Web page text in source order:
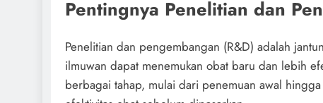
Pentingnya Penelitian dan
Penelitian dan pengembangan (R&D) adalah
ilmuwan dapat menemukan obat baru dan lebih
berbagai tahap, mulai dari penemuan awal